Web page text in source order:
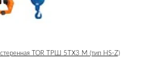
TOR ТРШ 5ТХ3 М (тип HS-Z)